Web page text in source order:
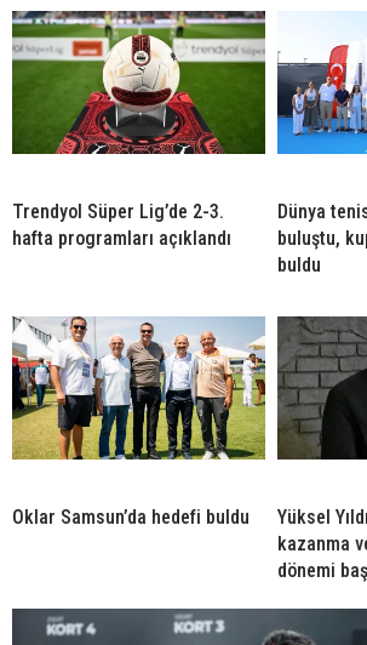
Trendyol Süper Lig’de 2-3.
hafta programları açıklandı
Dünya
buluştu,
buldu
Oklar Samsun’da hedefi buldu
Yüksel
kazanma
dönemi